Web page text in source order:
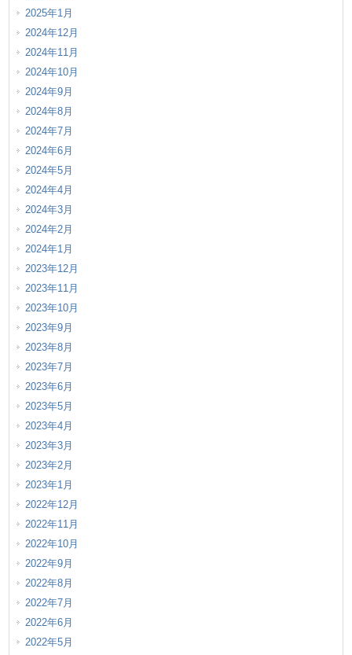
2025年1月
2024年12月
2024年11月
2024年10月
2024年9月
2024年8月
2024年7月
2024年6月
2024年5月
2024年4月
2024年3月
2024年2月
2024年1月
2023年12月
2023年11月
2023年10月
2023年9月
2023年8月
2023年7月
2023年6月
2023年5月
2023年4月
2023年3月
2023年2月
2023年1月
2022年12月
2022年11月
2022年10月
2022年9月
2022年8月
2022年7月
2022年6月
2022年5月